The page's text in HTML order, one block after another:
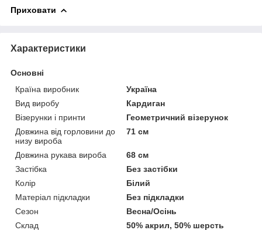
Приховати
Характеристики
Основні
Країна виробник
Україна
Вид виробу
Кардиган
Візерунки і принти
Геометричний візерунок
Довжина від горловини до
низу вироба
71 см
Довжина рукава вироба
68 см
Застібка
Без застібки
Колір
Білий
Матеріал підкладки
Без підкладки
Сезон
Весна/Осінь
Склад
50% акрил, 50% шерсть